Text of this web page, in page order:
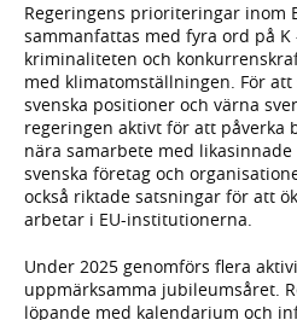
Regeringens prioriteringar inom
sammanfattas med fyra ord på K
kriminaliteten och
med klimatomställningen. För
svenska positioner och värna
regeringen aktivt för att påverka
nära samarbete med
svenska företag och
också riktade satsningar för att
arbetar i EU-institutionerna.
Under 2025 genomförs flera
uppmärksamma jubileumsåret.
löpande med kalendarium och